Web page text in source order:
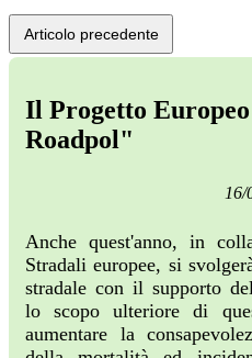
Articolo precedente
Il Progetto
Roadpol"
16/
Anche quest'anno, in
Stradali europee, si
stradale con il supporto
lo scopo ulteriore di
aumentare la